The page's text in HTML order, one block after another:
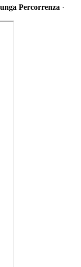
Percorrenza ·